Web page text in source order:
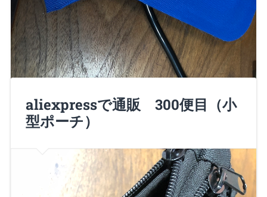
諸君、Nero大佐だ！ 先だって購入したエアウェッジ
（空気クサビ）が良かったので…
Continue Reading →
2018/07/15 0
aliexpressで通販 300便目（小
型ポーチ）